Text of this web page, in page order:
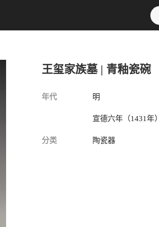
王玺家族墓 | 青釉瓷碗
年代 明
宣德六年（1431年）
分类 陶瓷器